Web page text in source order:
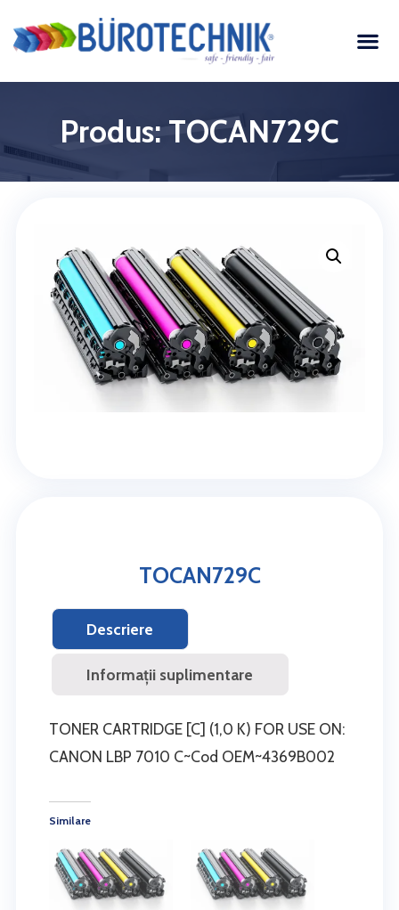
Produs: TOCAN729C
TOCAN729C
Descriere
Informații suplimentare
TONER CARTRIDGE [C] (1,0 K) FOR USE ON:
CANON LBP 7010 C~Cod OEM~4369B002
Similare